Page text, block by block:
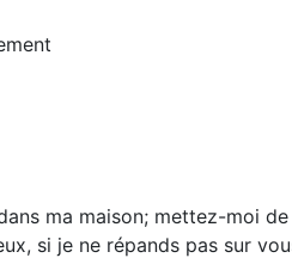
ma maison; mettez-moi de
si je ne répands pas sur